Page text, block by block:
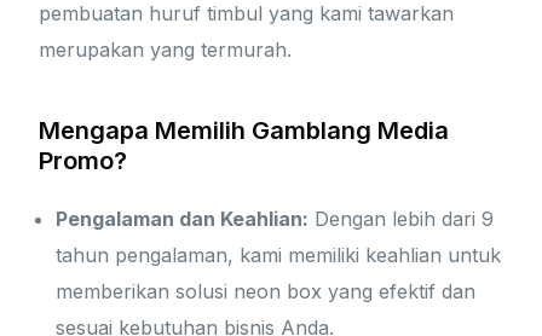
pembuatan huruf timbul yang kami tawarkan
merupakan yang termurah.
Mengapa Memilih Gamblang Media
Promo?
Pengalaman dan Keahlian: Dengan lebih dari 9
tahun pengalaman, kami memiliki keahlian untuk
memberikan solusi neon box yang efektif dan
sesuai kebutuhan bisnis Anda.